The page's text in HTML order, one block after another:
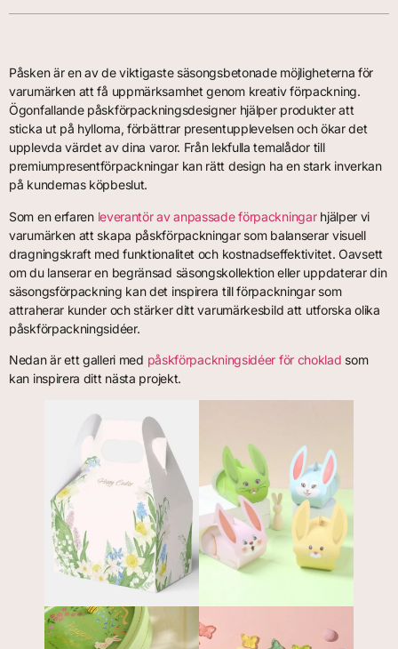
Påsken är en av de viktigaste säsongsbetonade möjligheterna för
varumärken att få uppmärksamhet genom kreativ förpackning.
Ögonfallande påskförpackningsdesigner hjälper produkter att
sticka ut på hyllorna, förbättrar presentupplevelsen och ökar det
upplevda värdet av dina varor. Från lekfulla temalådor till
premiumpresentförpackningar kan rätt design ha en stark inverkan
på kundernas köpbeslut.
Som en erfaren leverantör av anpassade förpackningarhjälper vi
varumärken att skapa påskförpackningar som balanserar visuell
dragningskraft med funktionalitet och kostnadseffektivitet. Oavsett
om du lanserar en begränsad säsongskollektion eller uppdaterar din
säsongsförpackning kan det inspirera till förpackningar som
attraherar kunder och stärker ditt varumärkesbild att utforska olika
påskförpackningsidéer.
Nedan är ett galleri med påskförpackningsidéer för choklad som
kan inspirera ditt nästa projekt.